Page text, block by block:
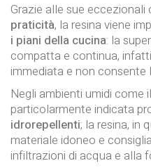
Grazie alle sue
praticità, la resina viene
i piani della cucina: la
compatta e continua,
immediata e non consente
Negli ambienti umidi come il
particolarmente indicata
idrorepellenti; la resina, in
materiale idoneo e
infiltrazioni di acqua e alla